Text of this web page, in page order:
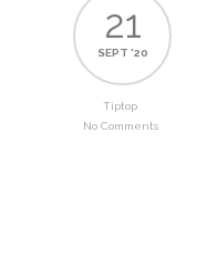
21
SEPT '20
Tiptop
No Comments